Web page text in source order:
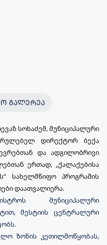
ᲒᲐᲚᲔᲠᲔᲐ
სოხაძემ, მუნიციპალური
დირექტორ ბექა
და ადგილობრივი
ერთად, „ქალაქებისა
სახელმწიფო პროგრამის
დაათვალიერა.
მუნიციპალური
მესტიის ცენტრალური
ზონის კეთილმოწყობას,